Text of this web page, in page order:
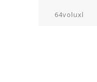
64voluxl